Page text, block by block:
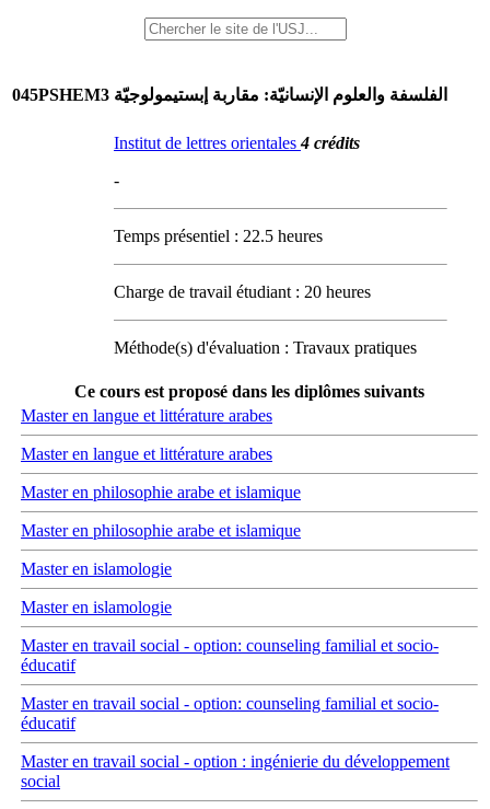
045PSHEM3 الفلسفة والعلوم الإنسانيّة: مقاربة إبستيمولوجيّة
Institut de lettres orientales4 crédits
-
Temps présentiel : 22.5 heures
Charge de travail étudiant : 20 heures
Méthode(s) d'évaluation : Travaux pratiques
Ce cours est proposé dans les diplômes suivants
Master en langue et littérature arabes
Master en langue et littérature arabes
Master en philosophie arabe et islamique
Master en philosophie arabe et islamique
Master en islamologie
Master en islamologie
Master en travail social - option: counseling familial et socio-
éducatif
Master en travail social - option: counseling familial et socio-
éducatif
Master en travail social - option : ingénierie du développement
social